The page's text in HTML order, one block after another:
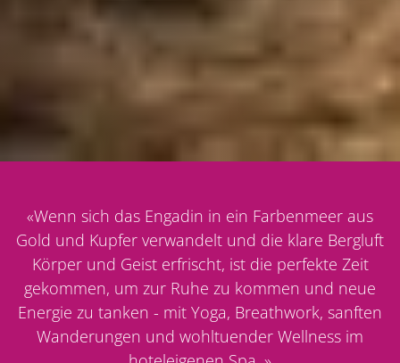
«Wenn sich das Engadin in ein Farbenmeer aus
Gold und Kupfer verwandelt und die klare Bergluft
Körper und Geist erfrischt, ist die perfekte Zeit
gekommen, um zur Ruhe zu kommen und neue
Energie zu tanken - mit Yoga, Breathwork, sanften
Wanderungen und wohltuender Wellness im